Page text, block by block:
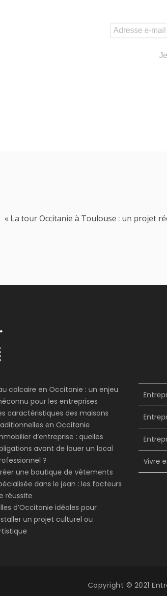
« La tour Occitanie à Toulouse : un projet
calcaire en Occitanie : un enjeu
pour les entreprises
caractéristiques des maisons
en Occitanie
d’entreprise : quelles
avant de louer un local
?
une boutique de vêtements
dans le jean : les facteurs
réussite
d’Occitanie idéales pour
un projet culturel ou
Vivre
Copyright © 2021